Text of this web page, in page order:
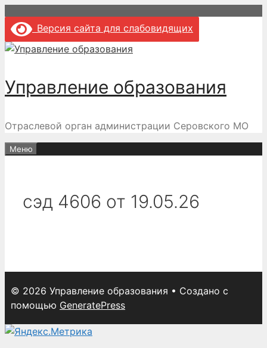
содержимому
Версия сайта для слабовидящих
Управление образования
Отраслевой орган администрации Серовского МО
Меню
сэд 4606 от 19.05.26
© 2026 Управление образования • Создано с
помощью GeneratePress